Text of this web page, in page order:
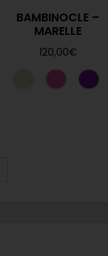
BAMBINOCLE –
MARELLE
120,00€